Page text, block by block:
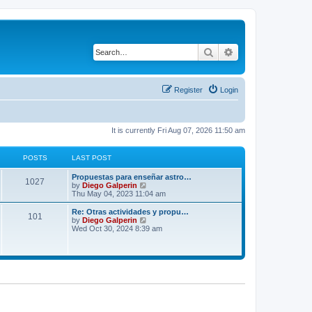
Search
Login
Register
It is currently Fri Aug 07, 2026 11:50 am
POSTS LAST POST
1027
Propuestas para enseñar astro…
by Diego Galperin
i
e
w
h
t
t
Thu May 04, 2023 11:04 am
101
Re: Otras actividades y propu…
by Diego Galperin
i
h
a
Wed Oct 30, 2024 8:39 am